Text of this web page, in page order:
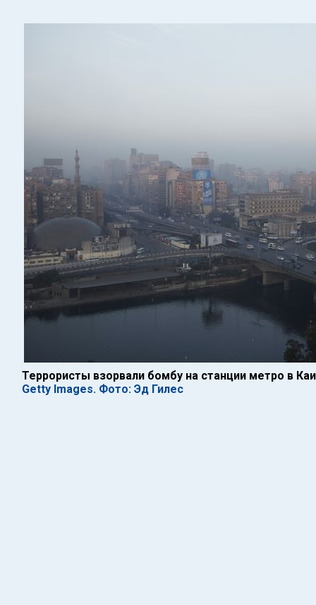
Террористы взорвали бомбу на станции метро в
Getty Images. Фото: Эд Гилес